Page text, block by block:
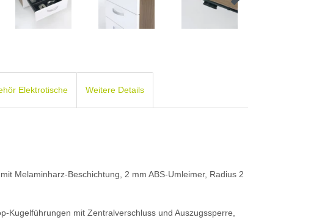
Elektrotische Weitere Details
Melaminharz-Beschichtung, 2 mm ABS-Umleimer, Radius 2
Kugelführungen mit Zentralverschluss und Auszugssperre,